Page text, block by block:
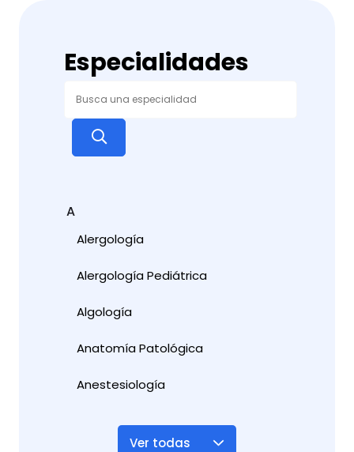
Especialidades
A
Alergología
Alergología Pediátrica
Algología
Anatomía Patológica
Anestesiología
Ver todas